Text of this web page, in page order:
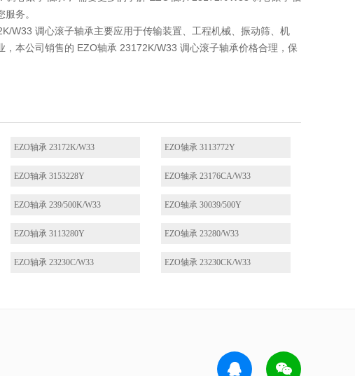
务。
W33 调心滚子轴承主要应用于传输装置、工程机械、振动筛、机
本公司销售的 EZO轴承 23172K/W33 调心滚子轴承价格合理，保
EZO轴承 23172K/W33 EZO轴承 3113772Y
EZO轴承 3153228Y EZO轴承 23176CA/W33
EZO轴承 239/500K/W33 EZO轴承 30039/500Y
EZO轴承 3113280Y EZO轴承 23280/W33
EZO轴承 23230C/W33 EZO轴承 23230CK/W33